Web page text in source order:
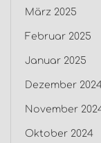
März 2025
Februar 2025
Januar 2025
Dezember
November
Oktober 2024